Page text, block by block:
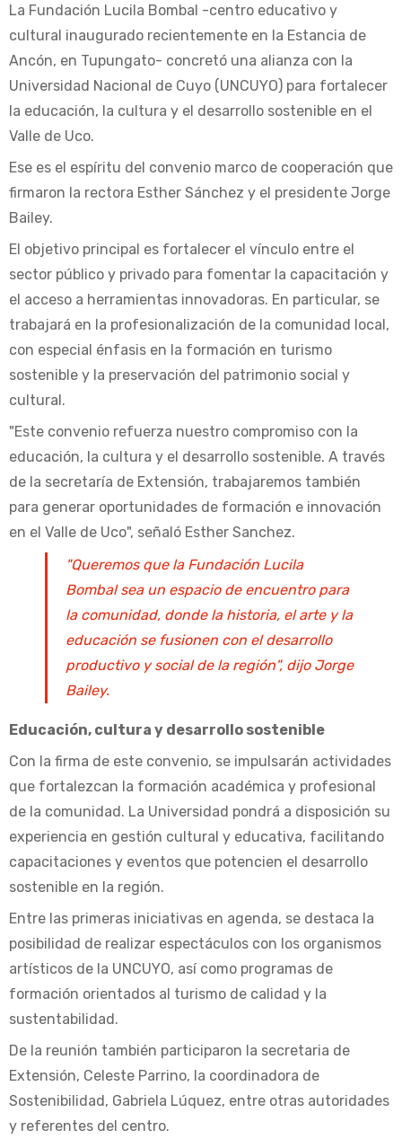
La Fundación Lucila Bombal -centro educativo y
cultural inaugurado recientemente en la Estancia de
Ancón, en Tupungato- concretó una alianza con la
Universidad Nacional de Cuyo (UNCUYO) para fortalecer
la educación, la cultura y el desarrollo sostenible en el
Valle de Uco.
Ese es el espíritu del convenio marco de cooperación que
firmaron la rectora Esther Sánchez y el presidente Jorge
Bailey.
El objetivo principal es fortalecer el vínculo entre el
sector público y privado para fomentar la capacitación y
el acceso a herramientas innovadoras. En particular, se
trabajará en la profesionalización de la comunidad local,
con especial énfasis en la formación en turismo
sostenible y la preservación del patrimonio social y
cultural.
"Este convenio refuerza nuestro compromiso con la
educación, la cultura y el desarrollo sostenible. A través
de la secretaría de Extensión, trabajaremos también
para generar oportunidades de formación e innovación
en el Valle de Uco", señaló Esther Sanchez.
"Queremos que la Fundación Lucila
Bombal sea un espacio de encuentro para
la comunidad, donde la historia, el arte y la
educación se fusionen con el desarrollo
productivo y social de la región", dijo Jorge
Bailey.
Educación, cultura y desarrollo sostenible
Con la firma de este convenio, se impulsarán actividades
que fortalezcan la formación académica y profesional
de la comunidad. La Universidad pondrá a disposición su
experiencia en gestión cultural y educativa, facilitando
capacitaciones y eventos que potencien el desarrollo
sostenible en la región.
Entre las primeras iniciativas en agenda, se destaca la
posibilidad de realizar espectáculos con los organismos
artísticos de la UNCUYO, así como programas de
formación orientados al turismo de calidad y la
sustentabilidad.
De la reunión también participaron la secretaria de
Extensión, Celeste Parrino, la coordinadora de
Sostenibilidad, Gabriela Lúquez, entre otras autoridades
y referentes del centro.